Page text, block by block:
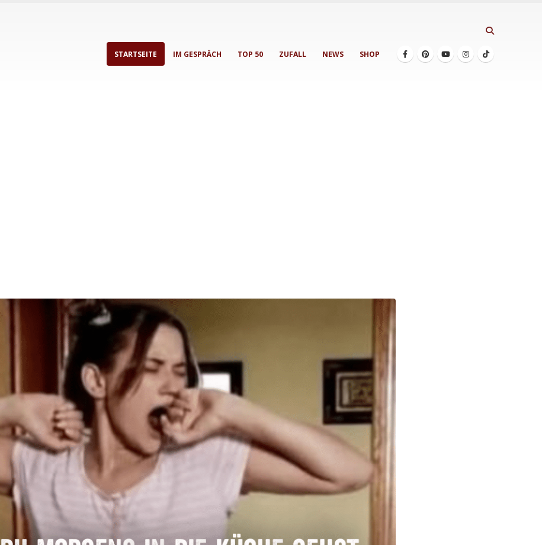
STARTSEITE IM GESPRÄCH TOP 50 ZUFALL NEWS SHOP